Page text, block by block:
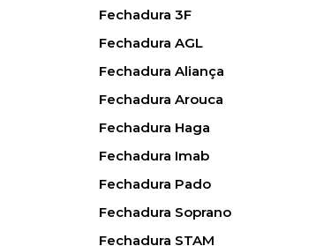
Fechadura 3F
Fechadura AGL
Fechadura Aliança
Fechadura Arouca
Fechadura Haga
Fechadura Imab
Fechadura Pado
Fechadura Soprano
Fechadura STAM